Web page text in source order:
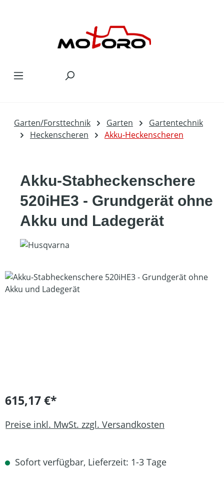
Garten/Forsttechnik Garten
Gartentechnik
Heckenscheren
Akku-Heckenscheren
Akku-Stabheckenschere
520iHE3 - Grundgerät ohne
Akku und Ladegerät
Bildergalerie überspringen
615,17 €*
Preise inkl. MwSt. zzgl. Versandkosten
Sofort verfügbar, Lieferzeit: 1-3 Tage